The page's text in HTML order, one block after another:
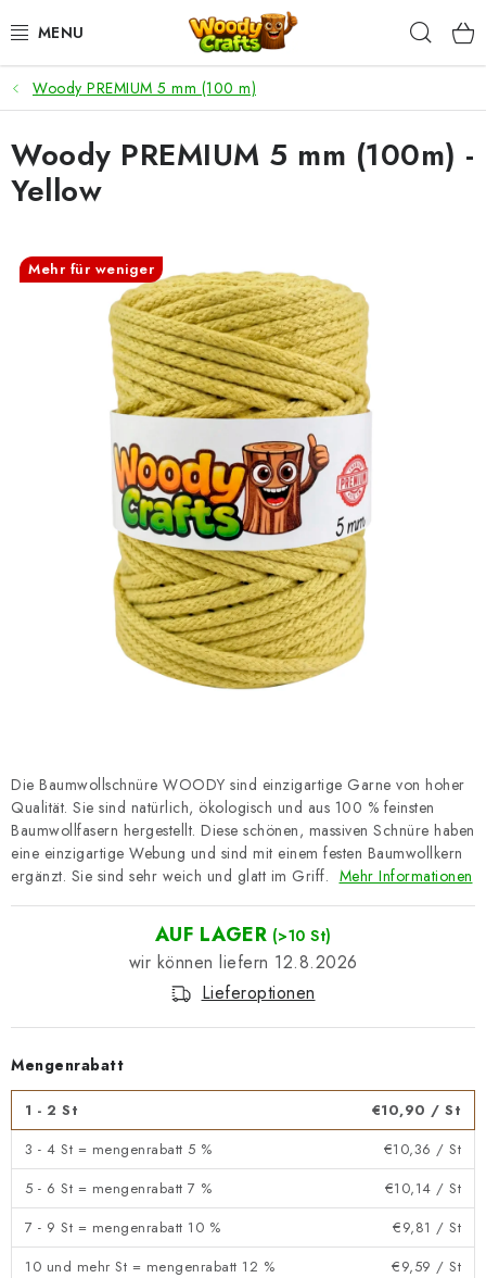
Inhalt
HÄKELN
FLECHTEN
BASTELSETS
ZUBEHÖR ZUM HÄKELN
WOODY GARN
WOODY PREMIUM 5 MM
Zahlung & Versand
Nachhaltigkeit
Rücksendungen und Reklamationen
Kontakt
AGB
Datenschutzerklärung
Impressum
Woody PREMIUM 5 mm (100 m)
Die Baumwollschnüre WOODY sind einzigartige Garne von hoher
Qualität. Sie sind natürlich, ökologisch und aus 100 % feinsten
Baumwollfasern hergestellt. Diese schönen, massiven Schnüre haben
eine einzigartige Webung und sind mit einem festen Baumwollkern
ergänzt. Sie sind sehr weich und glatt im Griff. Mehr Informationen
AUF LAGER (>10 St)
12.8.2026
Lieferoptionen
Mengenrabatt
1 - 2 St €10,90 / St
3 - 4 St = mengenrabatt 5 %
€10,36 / St
5 - 6 St = mengenrabatt 7 %
€10,14 / St
7 - 9 St = mengenrabatt 10 %
€9,81 / St
10 und mehr St = mengenrabatt 12 %
€9,59 / St
Woody PREMIUM 5 mm (100m) -
Yellow
Mehr für weniger